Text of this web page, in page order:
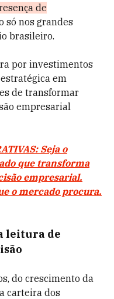
de
só nos grandes
brasileiro.
por investimentos
em
de transformar
empresarial
Seja o
que transforma
empresarial.
o mercado procura.
leitura de
do crescimento da
carteira dos